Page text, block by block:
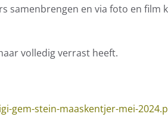
samenbrengen en via foto en film
volledig verrast heeft.
gem-stein-maaskentjer-mei-